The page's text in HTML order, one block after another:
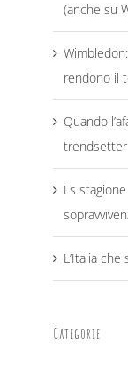
(anche su
rendono il
Quando
trendsetter
Ls
L’Italia che
Categorie